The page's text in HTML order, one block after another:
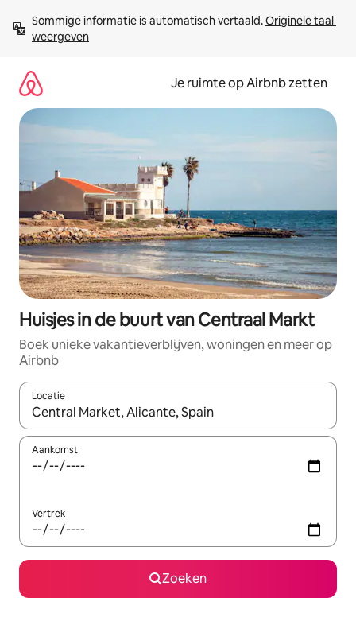
direct
naar
Sommige informatie is automatisch vertaald. Originele taal
weergeven
Je ruimte op Airbnb zetten
Huisjes in de buurt van Centraal Markt
Boek unieke vakantieverblijven, woningen en meer op
Airbnb
Locatie
Wanneer er suggesties beschikbaar zijn, maak je een keuze
Aankomst
Vertrek
Zoeken